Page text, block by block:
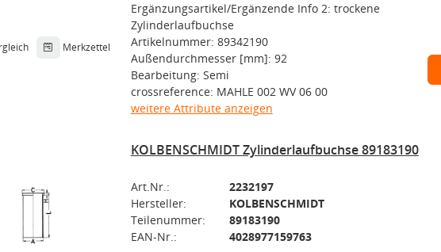
Merkzettel
Ergänzungsartikel/Ergänzende Info 2: trockene
Zylinderlaufbuchse
Artikelnummer: 89342190
Außendurchmesser [mm]: 92
Bearbeitung: Semi
crossreference: MAHLE 002 WV 06 00
weitere Attribute anzeigen
KOLBENSCHMIDT Zylinderlaufbuchse 89183190
Art.Nr.:
2232197
Hersteller:
KOLBENSCHMIDT
Teilenummer:
89183190
EAN-Nr.:
4028977159763